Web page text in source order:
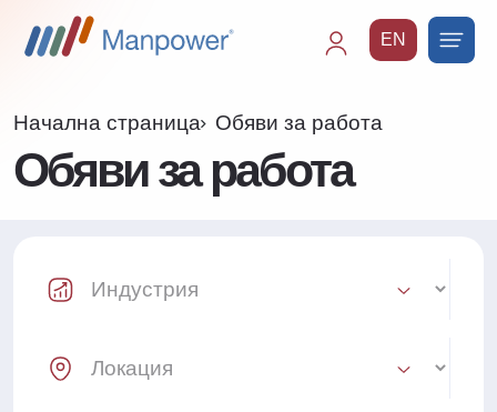
EN
Начална страница Обяви за работа
Обяви за работа
Industry Select
Location Select